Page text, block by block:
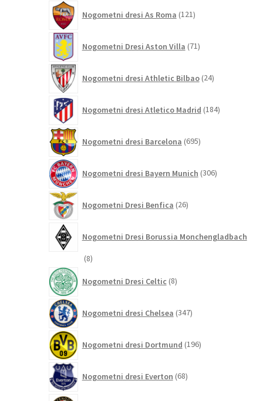
Nogometni dresi As Roma 121izdelkov
Nogometni Dresi Aston Villa 71izdelkov
Nogometni dresi Athletic Bilbao 24izdelkov
Nogometni dresi Atletico Madrid 184izdelkov
Nogometni dresi Barcelona 695izdelkov
Nogometni dresi Bayern Munich 306izdelkov
Nogometni Dresi Benfica 26izdelkov
Nogometni Dresi Borussia Monchengladbach
88
Nogometni Dresi Celtic 8izdelkov
Nogometni dresi Chelsea 347izdelkov
Nogometni dresi Dortmund 196izdelkov
Nogometni dresi Everton 68izdelkov